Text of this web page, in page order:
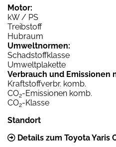
Motor:
kW / PS
Treibstoff
Hubraum
Umweltnormen:
Schadstoffklasse
Umweltplakette
Verbrauch und Emissionen
Kraftstoffverbr. komb.
CO2-Emissionen komb.
CO2-Klasse
Standort
Details zum Toyota Yaris